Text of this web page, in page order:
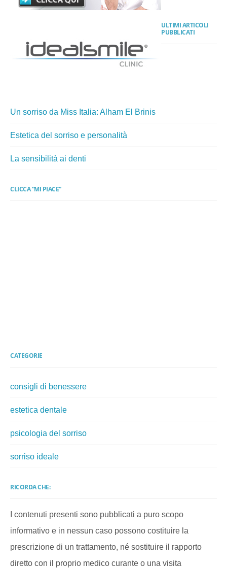
ULTIMI ARTICOLI
PUBBLICATI
Un sorriso da Miss Italia: Alham El Brinis
Estetica del sorriso e personalità
La sensibilità ai denti
CLICCA “MI PIACE”
CATEGORIE
consigli di benessere
estetica dentale
psicologia del sorriso
sorriso ideale
RICORDA CHE:
I contenuti presenti sono pubblicati a puro scopo
informativo e in nessun caso possono costituire la
prescrizione di un trattamento, né sostituire il rapporto
diretto con il proprio medico curante o una visita